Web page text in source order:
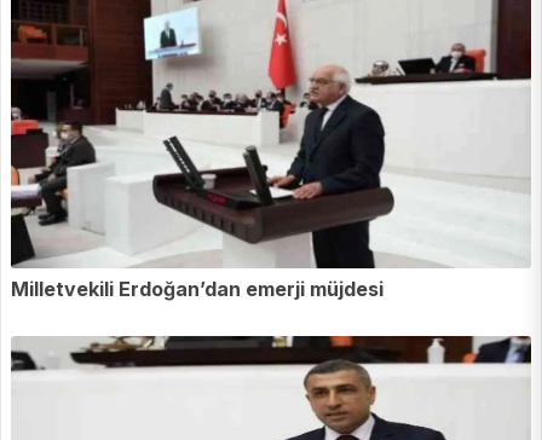
Milletvekili Erdoğan’dan emerji müjdesi